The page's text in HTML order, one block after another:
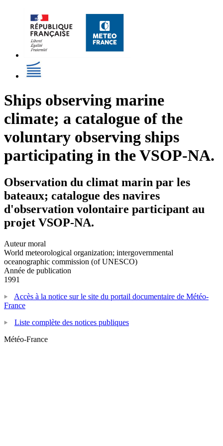
Ships observing marine
climate; a catalogue of the
voluntary observing ships
participating in the VSOP-NA.
Observation du climat marin par les
bateaux; catalogue des navires
d'observation volontaire participant au
projet VSOP-NA.
Auteur moral
World meteorological organization; intergovernmental
oceanographic commission (of UNESCO)
Année de publication
1991
Accès à la notice sur le site du portail documentaire de Météo-
France
Liste complète des notices publiques
Météo-France